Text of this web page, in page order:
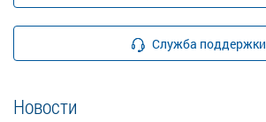
Служба поддержки
Новости